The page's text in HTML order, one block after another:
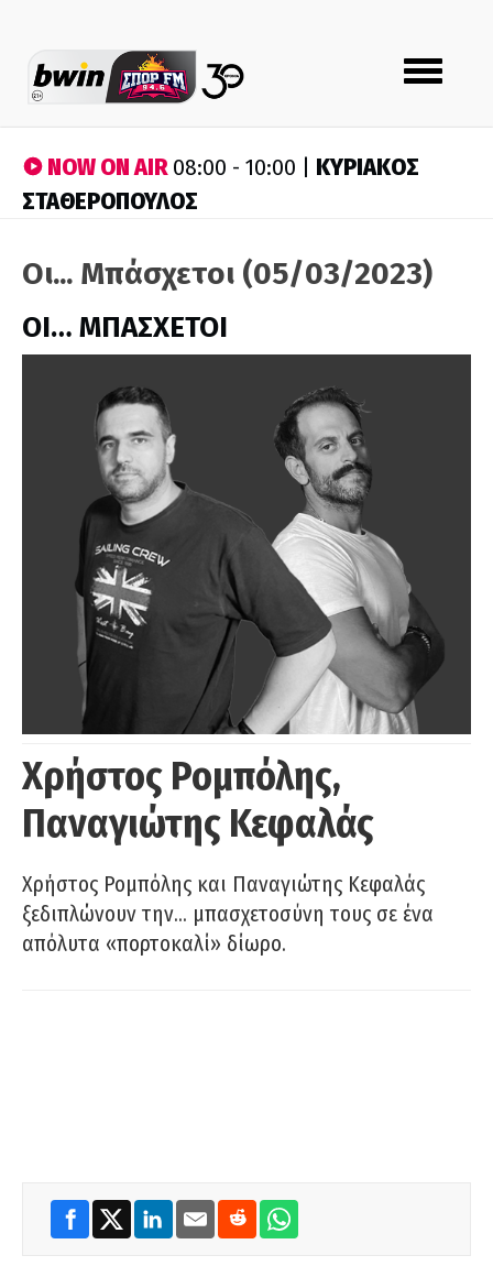
Toggle
navigation
NOW ON AIR08:00 - 10:00 | ΚΥΡΙΑΚΟΣ
ΣΤΑΘΕΡΟΠΟΥΛΟΣ
Οι... Μπάσχετοι (05/03/2023)
ΟΙ… ΜΠΑΣΧΕΤΟΙ
Χρήστος Ρομπόλης,
Παναγιώτης Κεφαλάς
Χρήστος Ρομπόλης και Παναγιώτης Κεφαλάς
ξεδιπλώνουν την… μπασχετοσύνη τους σε ένα
απόλυτα «πορτοκαλί» δίωρο.